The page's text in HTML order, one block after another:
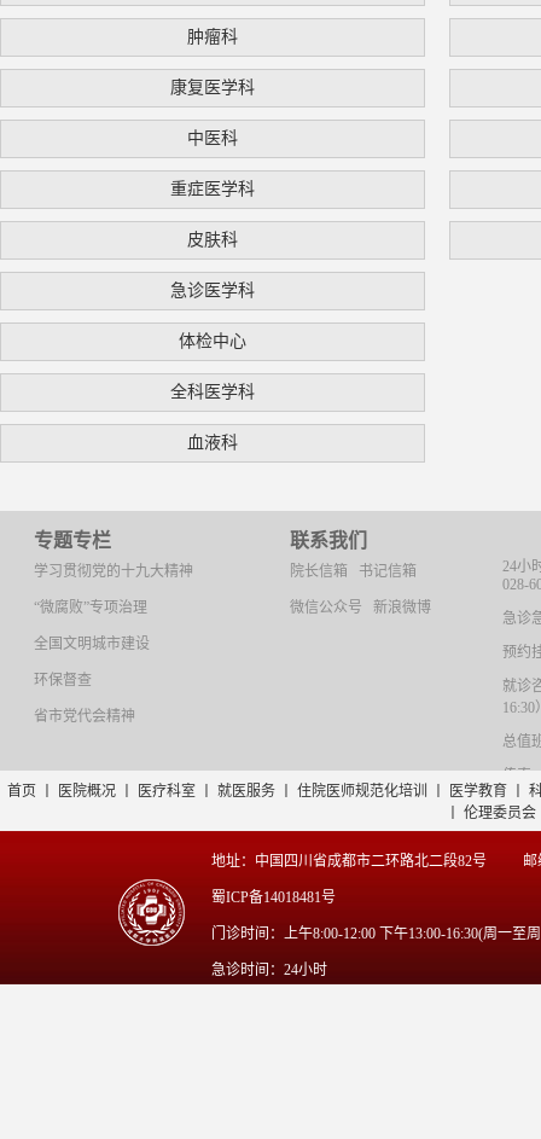
肿瘤科
康复医学科
中医科
重症医学科
皮肤科
急诊医学科
体检中心
全科医学科
血液科
专题专栏
学习贯彻党的十九大精神
“微腐败”专项治理
全国文明城市建设
环保督查
省市党代会精神
联系我们
院长信箱 书记信箱
微信公众号 新浪微博
24小
028-
急诊
预约
就诊
16:30
总值
传真
首页
医院概况 医疗科室 就医服务 住院医师规范化培训 医学教育
伦理委员会
地址：中国四川省成都市二环路北二段82号 邮
蜀ICP备14018481号
门诊时间：上午8:00-12:00 下午13:00-16:30(周一至
急诊时间：24小时